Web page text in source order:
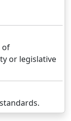
of
or legislative